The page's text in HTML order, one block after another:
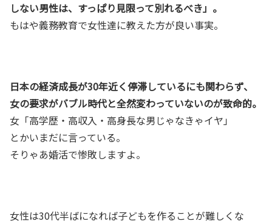
しない男性は、すっぱり見限って別れるべき」。
もはや義務教育で女性達に教えた方が良い事実。
日本の経済成長が30年近く停滞しているにも関わらず、
女の要求がバブル時代と全然変わっていないのが致命的。
女「高学歴・高収入・高身長な男じゃなきゃイヤ」
とかいまだに言っている。
そりゃあ婚活で惨敗しますよ。
女性は30代半ばになれば子どもを作ることが難しくな